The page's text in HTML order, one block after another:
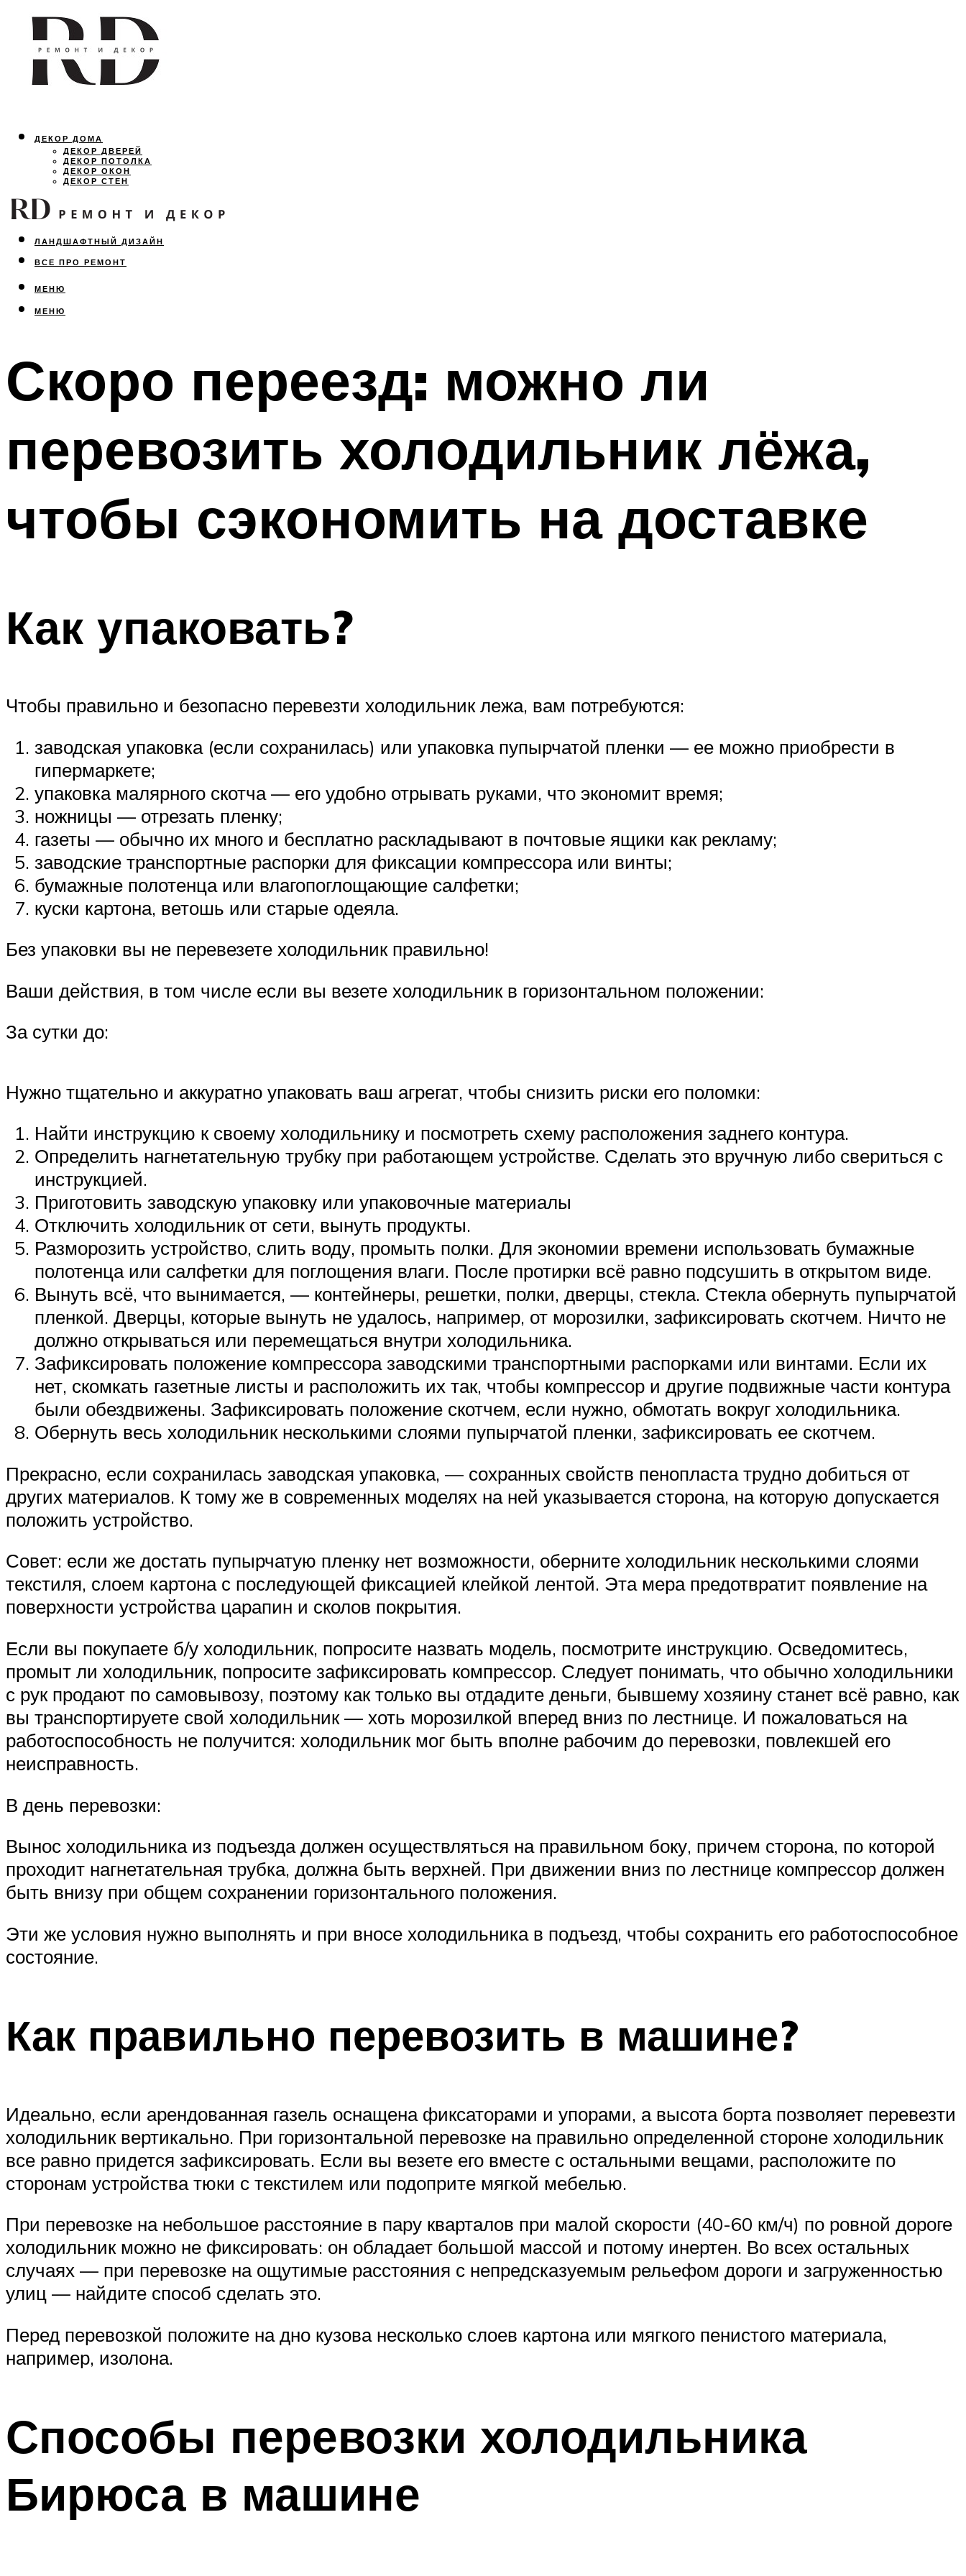
ДЕКОР ДОМА
ДЕКОР ДВЕРЕЙ
ДЕКОР ПОТОЛКА
ДЕКОР ОКОН
ДЕКОР СТЕН
ОСВЕЩЕНИЕ
ДИЗАЙН ИНТЕРЬЕРА
ЛАНДШАФТНЫЙ ДИЗАЙН
ВСЕ ПРО РЕМОНТ
МЕНЮ
МЕНЮ
Скоро переезд: можно ли
перевозить холодильник лёжа,
чтобы сэкономить на доставке
Как упаковать?
Чтобы правильно и безопасно перевезти холодильник лежа, вам потребуются:
заводская упаковка (если сохранилась) или упаковка пупырчатой пленки — ее можно приобрести в
гипермаркете;
упаковка малярного скотча — его удобно отрывать руками, что экономит время;
ножницы — отрезать пленку;
газеты — обычно их много и бесплатно раскладывают в почтовые ящики как рекламу;
заводские транспортные распорки для фиксации компрессора или винты;
бумажные полотенца или влагопоглощающие салфетки;
куски картона, ветошь или старые одеяла.
Без упаковки вы не перевезете холодильник правильно!
Ваши действия, в том числе если вы везете холодильник в горизонтальном положении:
За сутки до:
Нужно тщательно и аккуратно упаковать ваш агрегат, чтобы снизить риски его поломки:
Найти инструкцию к своему холодильнику и посмотреть схему расположения заднего контура.
Определить нагнетательную трубку при работающем устройстве. Сделать это вручную либо свериться с
инструкцией.
Приготовить заводскую упаковку или упаковочные материалы
Отключить холодильник от сети, вынуть продукты.
Разморозить устройство, слить воду, промыть полки. Для экономии времени использовать бумажные
полотенца или салфетки для поглощения влаги. После протирки всё равно подсушить в открытом виде.
Вынуть всё, что вынимается, — контейнеры, решетки, полки, дверцы, стекла. Стекла обернуть пупырчатой
пленкой. Дверцы, которые вынуть не удалось, например, от морозилки, зафиксировать скотчем. Ничто не
должно открываться или перемещаться внутри холодильника.
Зафиксировать положение компрессора заводскими транспортными распорками или винтами. Если их
нет, скомкать газетные листы и расположить их так, чтобы компрессор и другие подвижные части контура
были обездвижены. Зафиксировать положение скотчем, если нужно, обмотать вокруг холодильника.
Обернуть весь холодильник несколькими слоями пупырчатой пленки, зафиксировать ее скотчем.
Прекрасно, если сохранилась заводская упаковка, — сохранных свойств пенопласта трудно добиться от
других материалов. К тому же в современных моделях на ней указывается сторона, на которую допускается
положить устройство.
Совет: если же достать пупырчатую пленку нет возможности, оберните холодильник несколькими слоями
текстиля, слоем картона с последующей фиксацией клейкой лентой. Эта мера предотвратит появление на
поверхности устройства царапин и сколов покрытия.
Если вы покупаете б/у холодильник, попросите назвать модель, посмотрите инструкцию. Осведомитесь,
промыт ли холодильник, попросите зафиксировать компрессор. Следует понимать, что обычно холодильники
с рук продают по самовывозу, поэтому как только вы отдадите деньги, бывшему хозяину станет всё равно, как
вы транспортируете свой холодильник — хоть морозилкой вперед вниз по лестнице. И пожаловаться на
работоспособность не получится: холодильник мог быть вполне рабочим до перевозки, повлекшей его
неисправность.
В день перевозки:
Вынос холодильника из подъезда должен осуществляться на правильном боку, причем сторона, по которой
проходит нагнетательная трубка, должна быть верхней. При движении вниз по лестнице компрессор должен
быть внизу при общем сохранении горизонтального положения.
Эти же условия нужно выполнять и при вносе холодильника в подъезд, чтобы сохранить его работоспособное
состояние.
Как правильно перевозить в машине?
Идеально, если арендованная газель оснащена фиксаторами и упорами, а высота борта позволяет перевезти
холодильник вертикально. При горизонтальной перевозке на правильно определенной стороне холодильник
все равно придется зафиксировать. Если вы везете его вместе с остальными вещами, расположите по
сторонам устройства тюки с текстилем или подоприте мягкой мебелью.
При перевозке на небольшое расстояние в пару кварталов при малой скорости (40-60 км/ч) по ровной дороге
холодильник можно не фиксировать: он обладает большой массой и потому инертен. Во всех остальных
случаях — при перевозке на ощутимые расстояния с непредсказуемым рельефом дороги и загруженностью
улиц — найдите способ сделать это.
Перед перевозкой положите на дно кузова несколько слоев картона или мягкого пенистого материала,
например, изолона.
Способы перевозки холодильника
Бирюса в машине